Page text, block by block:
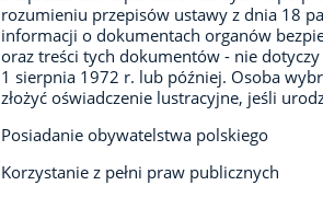
rozumieniu przepisów ustawy z dnia 18
informacji o dokumentach organów
oraz treści tych dokumentów - nie
1 sierpnia 1972 r. lub później. Osoba
złożyć oświadczenie lustracyjne, jeśli
Posiadanie obywatelstwa polskiego
Korzystanie z pełni praw publicznych